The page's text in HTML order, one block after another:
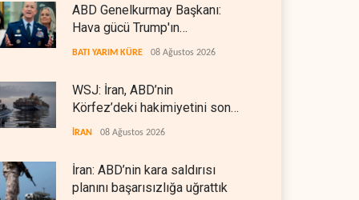
ABD Genelkurmay Başkanı:
Hava gücü Trump'ın
hedeflerine yetmez
BATI YARIM KÜRE 08 Ağustos 2026
WSJ: İran, ABD’nin
Körfez’deki hakimiyetini sona
erdiriyor
İRAN 08 Ağustos 2026
İran: ABD’nin kara saldırısı
planını başarısızlığa uğrattık